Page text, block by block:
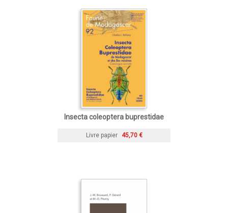
Insecta coleoptera buprestidae
Livre papier 45,70 €